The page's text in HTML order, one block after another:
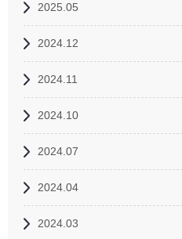
2025.05
2024.12
2024.11
2024.10
2024.07
2024.04
2024.03